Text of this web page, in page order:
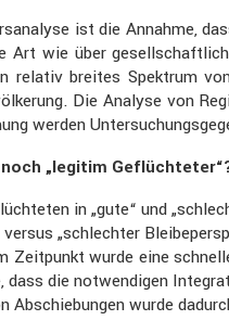
ist die Annahme,
Art wie über
relativ breites Spektrum
Die Analyse von
werden
„legitim
in „gute“ und
„schlechter
Zeitpunkt wurde eine
die notwen­digen
Abschie­bungen wurde